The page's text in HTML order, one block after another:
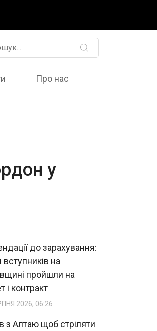
Про нас
у
до зарахування:
вступників на
пройшли на
і контракт
2026, 06:26
з Алтаю щоб стріляти